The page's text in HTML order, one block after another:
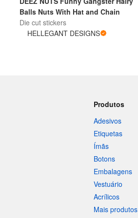
Mais produtos
Balls Nuts With Hat and Chain
Die cut stickers
HELLEGANT DESIGNS
Produtos
Adesivos
Etiquetas
Ímãs
Botons
Embalagens
Vestuário
Acrílicos
Mais produtos